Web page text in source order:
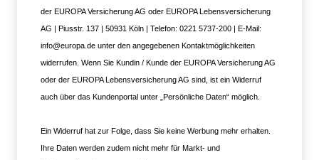
der EUROPA Versicherung AG oder EUROPA Lebensversicherung
AG | Piusstr. 137 | 50931 Köln | Telefon: 0221 5737-200 | E-Mail:
info@europa.de unter den angegebenen Kontaktmöglichkeiten
widerrufen. Wenn Sie Kundin / Kunde der EUROPA Versicherung AG
oder der EUROPA Lebensversicherung AG sind, ist ein Widerruf
auch über das Kundenportal unter „Persönliche Daten“ möglich.
Ein Widerruf hat zur Folge, dass Sie keine Werbung mehr erhalten.
Ihre Daten werden zudem nicht mehr für Markt- und